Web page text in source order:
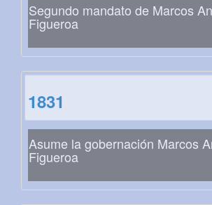
Segundo mandato de Marcos
Figueroa
1831
Asume la gobernación Marcos
Figueroa